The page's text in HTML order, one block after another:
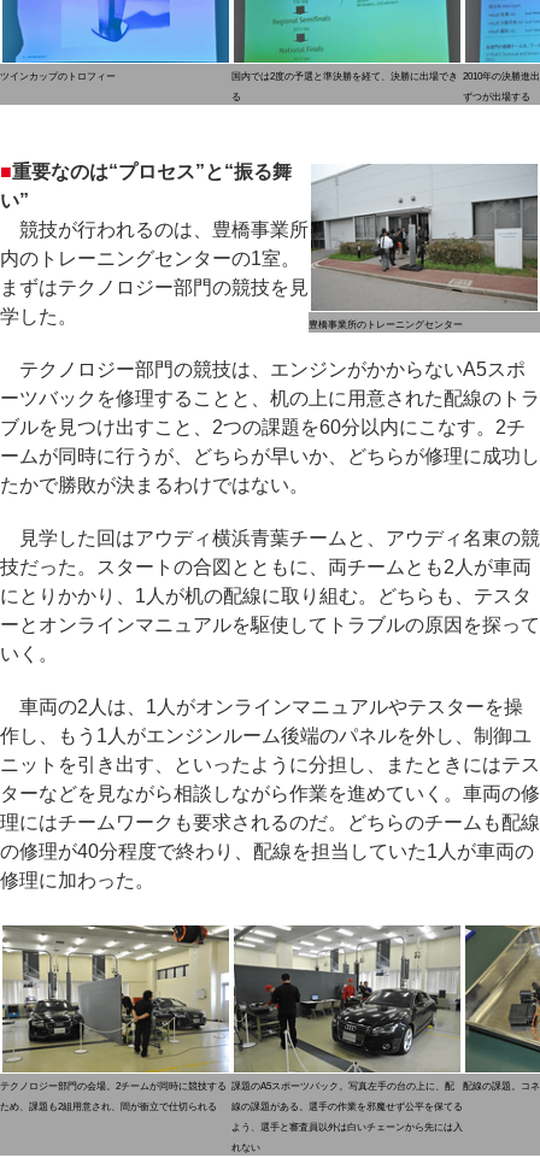
ツインカップのトロフィー
国内では2度の予選と準決勝を経て、決勝に出場でき
る
2010年の決勝進
ずつが出場する
豊橋事業所のトレーニングセンター
■重要なのは“プロセス”と“振る舞
い”
競技が行われるのは、豊橋事業所
内のトレーニングセンターの1室。
まずはテクノロジー部門の競技を見
学した。
テクノロジー部門の競技は、エンジンがかからないA5スポ
ーツバックを修理することと、机の上に用意された配線のトラ
ブルを見つけ出すこと、2つの課題を60分以内にこなす。2チ
ームが同時に行うが、どちらが早いか、どちらが修理に成功し
たかで勝敗が決まるわけではない。
見学した回はアウディ横浜青葉チームと、アウディ名東の競
技だった。スタートの合図とともに、両チームとも2人が車両
にとりかかり、1人が机の配線に取り組む。どちらも、テスタ
ーとオンラインマニュアルを駆使してトラブルの原因を探って
いく。
車両の2人は、1人がオンラインマニュアルやテスターを操
作し、もう1人がエンジンルーム後端のパネルを外し、制御ユ
ニットを引き出す、といったように分担し、またときにはテス
ターなどを見ながら相談しながら作業を進めていく。車両の修
理にはチームワークも要求されるのだ。どちらのチームも配線
の修理が40分程度で終わり、配線を担当していた1人が車両の
修理に加わった。
テクノロジー部門の会場。2チームが同時に競技する
ため、課題も2組用意され、間が衝立で仕切られる
課題のA5スポーツバック。写真左手の台の上に、配
線の課題がある。選手の作業を邪魔せず公平を保てる
よう、選手と審査員以外は白いチェーンから先には入
れない
配線の課題。コ